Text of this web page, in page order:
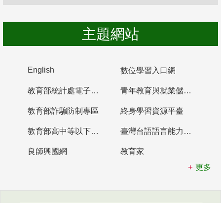
主題網站
English 數位學習入口網
教育部統計處電子書櫃 青年教育與就業儲蓄帳戶
教育部詐騙防制專區 終身學習資源平臺
教育部高中等以下學校及幼兒園教師資格檢定考試 臺灣台語語言能力認證網站
良師興國網
教育家
更多